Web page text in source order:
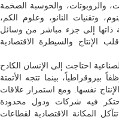
والروبوتات، والحوسبة الضخمة
وتقنيات النانو، وعلوم الكم،
ذاتها إلى جزء مباشر من وسائل
الإنتاج والسيطرة الاقتصادية
احتاجت إلى الإنسان الكادح
بيروقراطياً، بينما تتجه الأتمتة
نفسها. ومع استمرار علاقات
تحتكر فيه شركات ودول محدودة
المكانة الاقتصادية لقطاعات